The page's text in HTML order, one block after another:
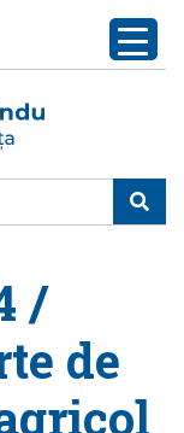
/
de